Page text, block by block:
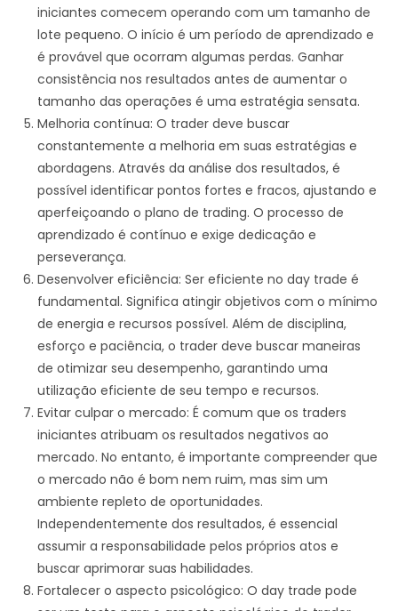
iniciantes comecem operando com um tamanho de
lote pequeno. O início é um período de aprendizado e
é provável que ocorram algumas perdas. Ganhar
consistência nos resultados antes de aumentar o
tamanho das operações é uma estratégia sensata.
Melhoria contínua: O trader deve buscar
constantemente a melhoria em suas estratégias e
abordagens. Através da análise dos resultados, é
possível identificar pontos fortes e fracos, ajustando e
aperfeiçoando o plano de trading. O processo de
aprendizado é contínuo e exige dedicação e
perseverança.
Desenvolver eficiência: Ser eficiente no day trade é
fundamental. Significa atingir objetivos com o mínimo
de energia e recursos possível. Além de disciplina,
esforço e paciência, o trader deve buscar maneiras
de otimizar seu desempenho, garantindo uma
utilização eficiente de seu tempo e recursos.
Evitar culpar o mercado: É comum que os traders
iniciantes atribuam os resultados negativos ao
mercado. No entanto, é importante compreender que
o mercado não é bom nem ruim, mas sim um
ambiente repleto de oportunidades.
Independentemente dos resultados, é essencial
assumir a responsabilidade pelos próprios atos e
buscar aprimorar suas habilidades.
Fortalecer o aspecto psicológico: O day trade pode